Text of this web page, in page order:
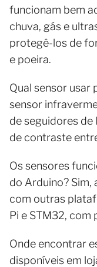
funcionam bem
chuva, gás e
protegê-los de
e poeira.
Qual sensor usar
sensor
de seguidores de
de contraste
Os sensores
do Arduino?
com outras
Pi e STM32, com
Onde encontrar
disponíveis em